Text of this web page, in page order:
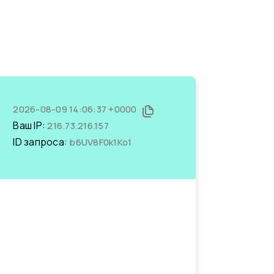
2026-08-09 14:06:37 +0000
Ваш IP:216.73.216.157
ID запроса: b6UV8F0k1Ko1